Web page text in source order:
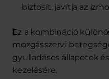
biztosít, javítja az
Ez a kombináció
mozgásszervi
gyulladásos állapotok
kezelésére.